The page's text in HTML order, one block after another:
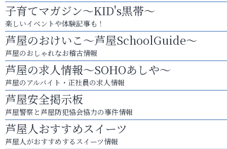
子育てマガジン～KID's黒帯～
楽しいイベントや体験記事も！
芦屋のおけいこ～芦屋SchoolGuide～
芦屋のおしゃれなお稽古情報
芦屋の求人情報～SOHOあしや～
芦屋のアルバイト・正社員の求人情報
芦屋安全掲示板
芦屋警察と芦屋防犯協会協力の事件情報
芦屋人おすすめスイーツ
芦屋人がおすすめするスイーツ情報